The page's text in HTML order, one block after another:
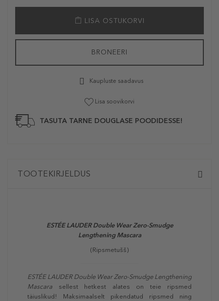
LISA OSTUKORVI
BRONEERI
Kaupluste saadavus
Lisa soovikorvi
TASUTA TARNE DOUGLASE POODIDESSE!
TOOTEKIRJELDUS
ESTÉE LAUDER Double Wear Zero-Smudge
Lengthening Mascara
(Ripsmetušš)
ESTÉE LAUDER Double Wear Zero-Smudge Lengthening
Mascara sellest hetkest alates on teie ripsmed
täiuslikud! Maksimaalselt pikendatud ripsmed ning